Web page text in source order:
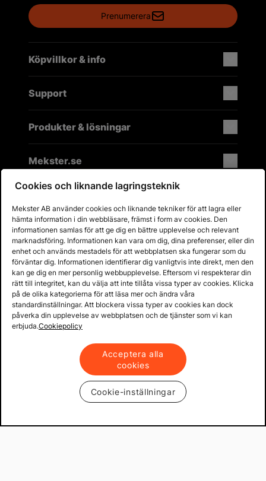
Prenumerera
Köpvillkor & info
Support
Produkter & lösningar
Mekster.se
Prisgaranti på reservdelar
Lager i Sverige
60 dagars öppet köp
Fria returer
Copyright © 2013 - 2026 - Mekster AB
KöpvillkorIntegritetspolicy
Cookies och liknande lagringsteknik
Mekster AB använder cookies och liknande tekniker för att lagra eller
hämta information i din webbläsare, främst i form av cookies. Den
informationen samlas för att ge dig en bättre upplevelse och relevant
marknadsföring. Informationen kan vara om dig, dina preferenser, eller din
enhet och används mestadels för att webbplatsen ska fungerar som du
förväntar dig. Informationen identifierar dig vanligtvis inte direkt, men den
kan ge dig en mer personlig webbupplevelse. Eftersom vi respekterar din
rätt till integritet, kan du välja att inte tillåta vissa typer av cookies. Klicka
på de olika kategorierna för att läsa mer och ändra våra
standardinställningar. Att blockera vissa typer av cookies kan dock
påverka din upplevelse av webbplatsen och de tjänster som vi kan
erbjuda.Cookiepolicy
Acceptera alla
cookies
Cookie-inställningar